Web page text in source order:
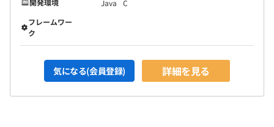
開発環境
Java
C
フレームワー
ク
気になる(会員登録) 詳細を見る